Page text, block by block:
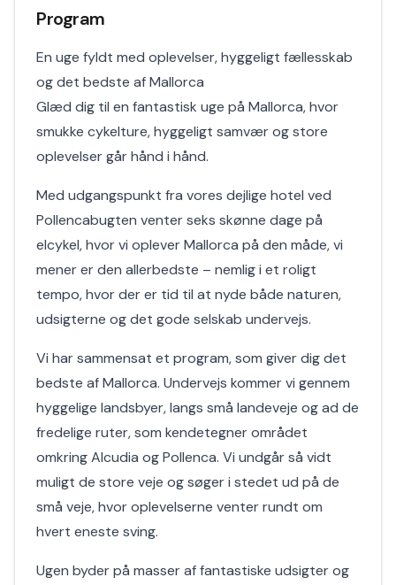
Program
En uge fyldt med oplevelser, hyggeligt fællesskab
og det bedste af Mallorca
Glæd dig til en fantastisk uge på Mallorca, hvor
smukke cykelture, hyggeligt samvær og store
oplevelser går hånd i hånd.
Med udgangspunkt fra vores dejlige hotel ved
Pollencabugten venter seks skønne dage på
elcykel, hvor vi oplever Mallorca på den måde, vi
mener er den allerbedste – nemlig i et roligt
tempo, hvor der er tid til at nyde både naturen,
udsigterne og det gode selskab undervejs.
Vi har sammensat et program, som giver dig det
bedste af Mallorca. Undervejs kommer vi gennem
hyggelige landsbyer, langs små landeveje og ad de
fredelige ruter, som kendetegner området
omkring Alcudia og Pollenca. Vi undgår så vidt
muligt de store veje og søger i stedet ud på de
små veje, hvor oplevelserne venter rundt om
hvert eneste sving.
Ugen byder på masser af fantastiske udsigter og